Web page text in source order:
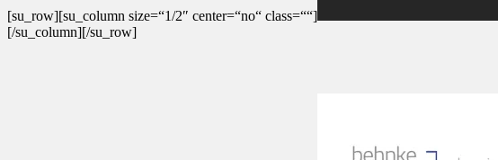
[su_row][su_column size=“1/2″ center=“no“ class=““]
[/su_column][/su_row]